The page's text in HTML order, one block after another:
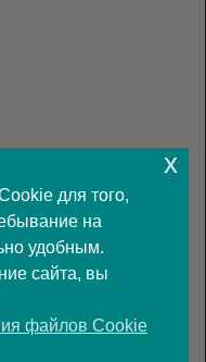
для того,
на
удобным.
сайта, вы
файлов Cookie
x